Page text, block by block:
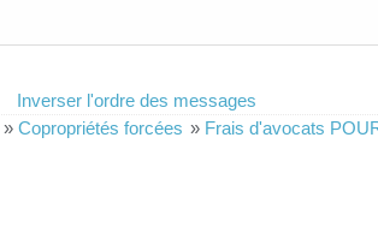
Inverser l'ordre des messages
» Copropriétés forcées » Frais d'avocats